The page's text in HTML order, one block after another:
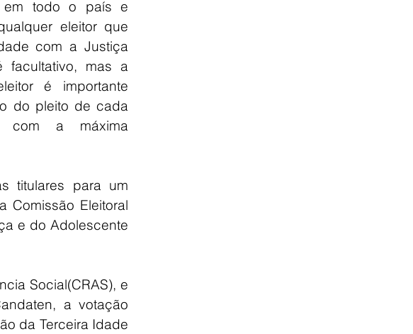
em todo o país e
eleitor que
com a Justiça
facultativo, mas a
é importante
do pleito de cada
com a máxima
titulares para um
Comissão Eleitoral
e do Adolescente
Social(CRAS), e
a votação
da Terceira Idade